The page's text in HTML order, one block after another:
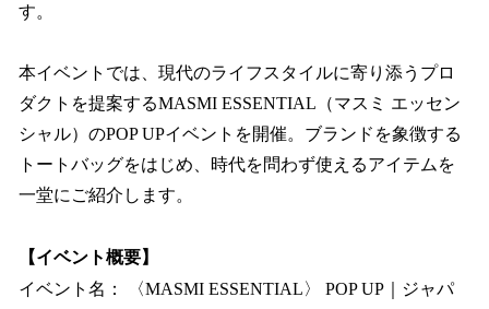
す。
本イベントでは、現代のライフスタイルに寄り添うプロ
ダクトを提案するMASMI ESSENTIAL（マスミ エッセン
シャル）のPOP UPイベントを開催。ブランドを象徴する
トートバッグをはじめ、時代を問わず使えるアイテムを
一堂にご紹介します。
【イベント概要】
イベント名： 〈MASMI ESSENTIAL〉 POP UP｜ジャパ